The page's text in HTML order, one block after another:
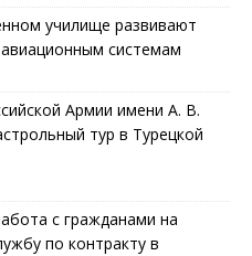
училище развивают
системам
Армии имени А. В.
тур в Турецкой
с гражданами на
по контракту в